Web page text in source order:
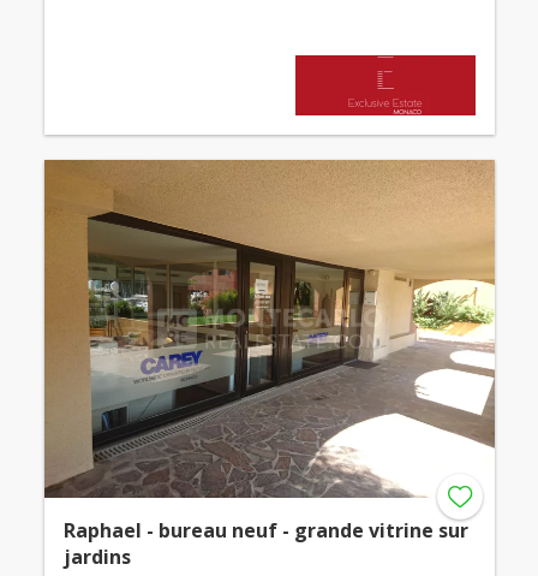
Raphael - bureau neuf - grande vitrine sur
jardins